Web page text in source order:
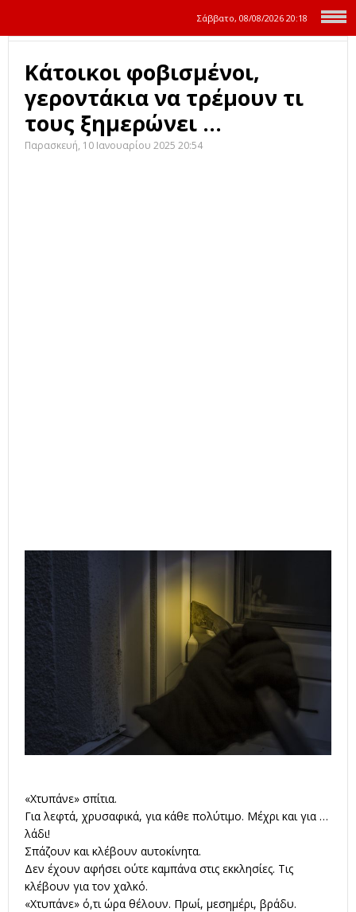
Σάββατο, 08/08/2026 20:18
Κάτοικοι φοβισμένοι,
γεροντάκια να τρέμουν τι
τους ξημερώνει ...
Παρασκευή, 10 Ιανουαρίου 2025 20:54
«Χτυπάνε» σπίτια.
Για λεφτά, χρυσαφικά, για κάθε πολύτιμο. Μέχρι και για …
λάδι!
Σπάζουν και κλέβουν αυτοκίνητα.
Δεν έχουν αφήσει ούτε καμπάνα στις εκκλησίες. Τις
κλέβουν για τον χαλκό.
«Χτυπάνε» ό,τι ώρα θέλουν. Πρωί, μεσημέρι, βράδυ.